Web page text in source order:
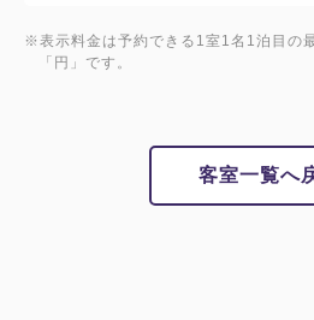
※表示料金は予約できる1室1名1泊目の
「円」です。
客室一覧へ